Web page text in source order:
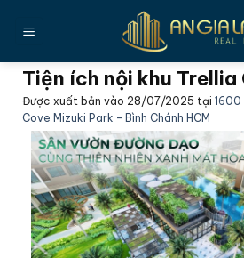
qua
dungTiện ích nội khu Trellia
Được xuất bản vào 28/07/2025 tại 1600
Cove Mizuki Park – Bình Chánh HCM